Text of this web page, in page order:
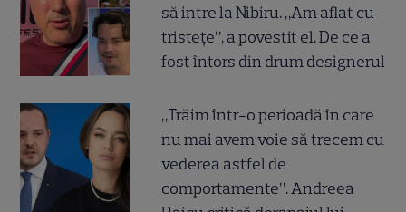
să intre la Nibiru. „Am aflat cu
tristețe”, a povestit el. De ce a
fost întors din drum designerul
„Trăim într-o perioadă în care
nu mai avem voie să trecem cu
vederea astfel de
comportamente”. Andreea